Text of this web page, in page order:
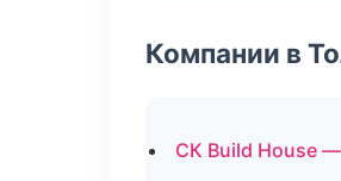
Компании в
СК Build House —